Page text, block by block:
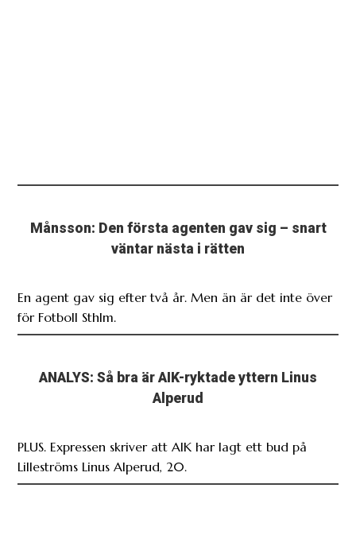
Månsson: Den första agenten gav sig – snart
väntar nästa i rätten
En agent gav sig efter två år. Men än är det inte över
för Fotboll Sthlm.
ANALYS: Så bra är AIK-ryktade yttern Linus
Alperud
PLUS. Expressen skriver att AIK har lagt ett bud på
Lilleströms Linus Alperud, 20.